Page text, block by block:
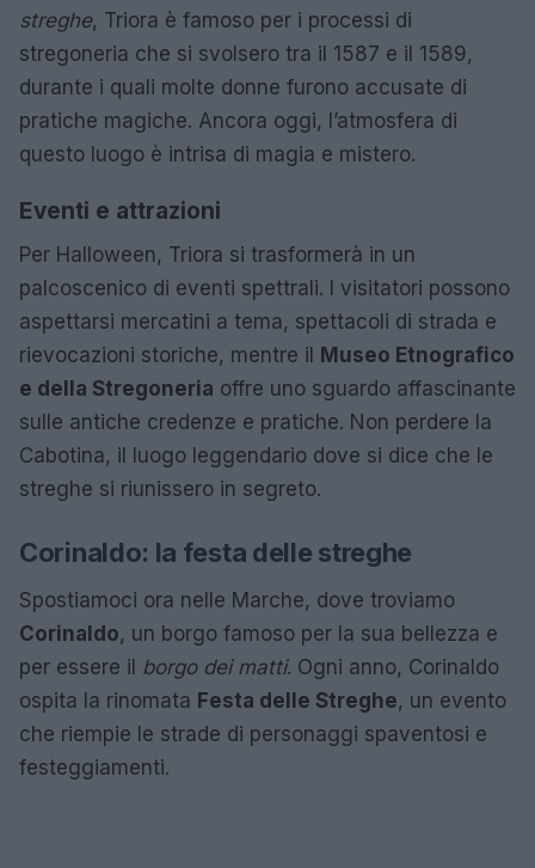
streghe, Triora è famoso per i processi di
stregoneria che si svolsero tra il 1587 e il 1589,
durante i quali molte donne furono accusate di
pratiche magiche. Ancora oggi, l’atmosfera di
questo luogo è intrisa di magia e mistero.
Eventi e attrazioni
Per Halloween, Triora si trasformerà in un
palcoscenico di eventi spettrali. I visitatori possono
aspettarsi mercatini a tema, spettacoli di strada e
rievocazioni storiche, mentre il Museo Etnografico
e della Stregoneria offre uno sguardo affascinante
sulle antiche credenze e pratiche. Non perdere la
Cabotina, il luogo leggendario dove si dice che le
streghe si riunissero in segreto.
Corinaldo: la festa delle streghe
Spostiamoci ora nelle Marche, dove troviamo
Corinaldo, un borgo famoso per la sua bellezza e
per essere il borgo dei matti. Ogni anno, Corinaldo
ospita la rinomata Festa delle Streghe, un evento
che riempie le strade di personaggi spaventosi e
festeggiamenti.